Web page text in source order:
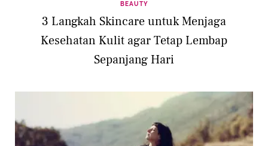
BEAUTY
3 Langkah Skincare untuk Menjaga
Kesehatan Kulit agar Tetap Lembap
Sepanjang Hari